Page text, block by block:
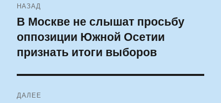
по
записям
НАЗАД
Предыдущая
запись:
В Москве не слышат просьбу
оппозиции Южной Осетии
признать итоги выборов
ДАЛЕЕ